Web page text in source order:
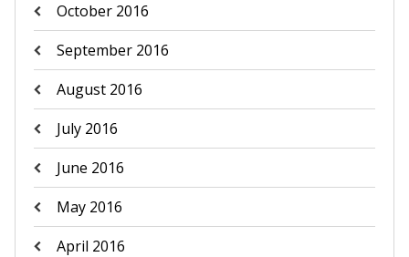
October 2016
September 2016
August 2016
July 2016
June 2016
May 2016
April 2016